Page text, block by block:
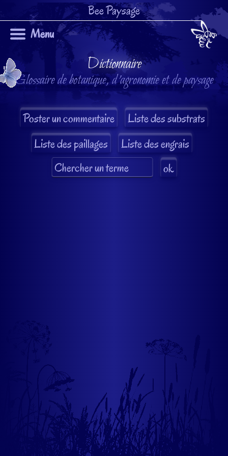
Bee Paysage
Menu
Dictionnaire
Glossaire de botanique, d'agronomie et de paysage
Liste des substrats
Liste des paillages
Liste des engrais